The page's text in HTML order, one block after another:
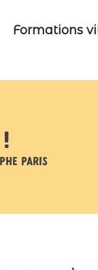
Formations
Paris